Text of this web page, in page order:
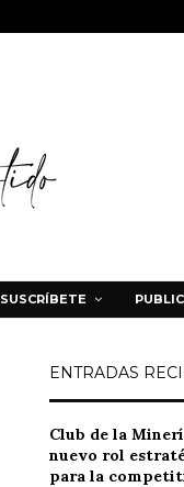
SUSCRÍBETE
ENTRADAS
Club de la
nuevo rol
para la